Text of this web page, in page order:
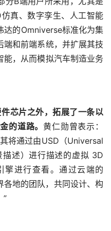
端和前端系统，并扩展其技
能，从而模拟汽车制造业务
芯片之外，拓展了一条以
述）进行描述的虚拟 3D
进行查看。通过云端的
各地的团队，共同设计、构
”
元宇宙+Omniverse”的组